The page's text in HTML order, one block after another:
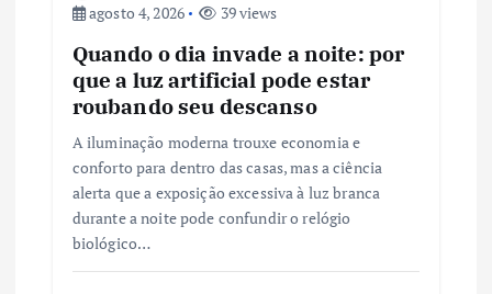
agosto 4, 2026
39 views
Quando o dia invade a noite: por
que a luz artificial pode estar
roubando seu descanso
A iluminação moderna trouxe economia e
conforto para dentro das casas, mas a ciência
alerta que a exposição excessiva à luz branca
durante a noite pode confundir o relógio
biológico…